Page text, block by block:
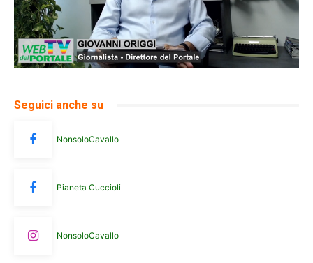
Seguici anche su
NonsoloCavallo
Pianeta Cuccioli
NonsoloCavallo